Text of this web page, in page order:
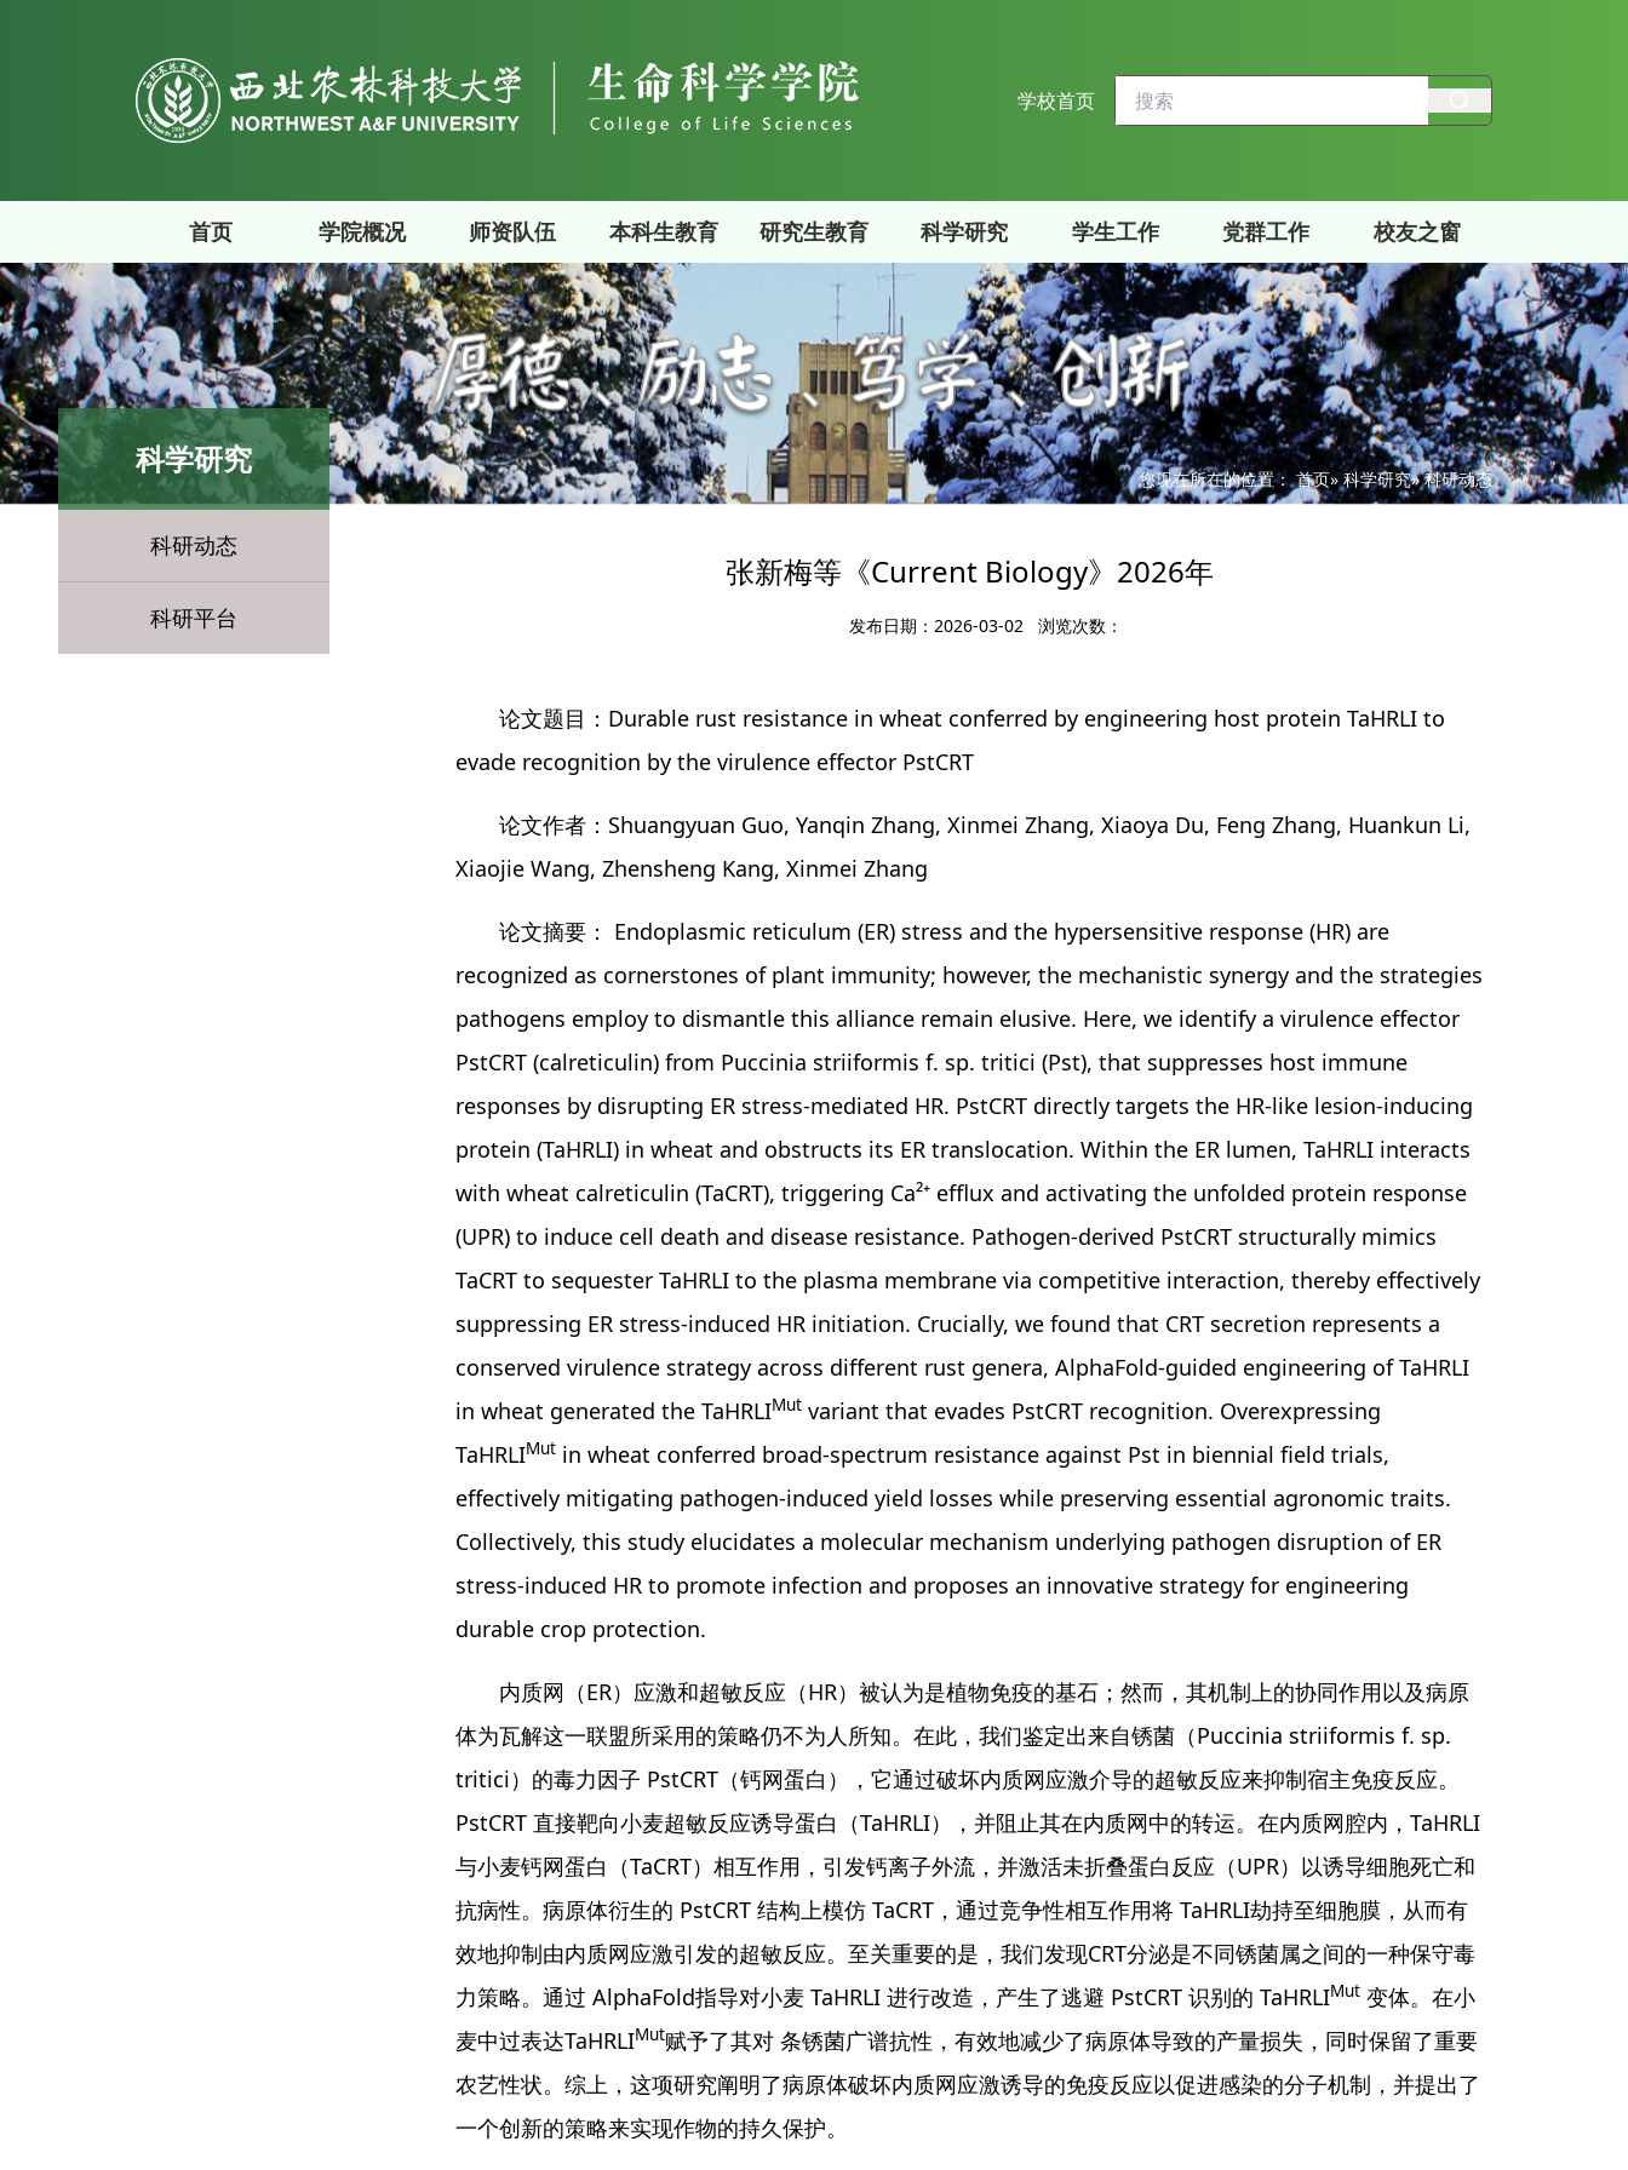
学校首页
首页 学院概况 师资队伍 本科生教育 研究生教育 科学研究 学生工作 党群工作 校友之窗
科学研究
科研动态
科研平台
您现在所在的位置：首页»科学研究» 科研动态
张新梅等《Current Biology》2026年
发布日期：2026-03-02 浏览次数：
论文题目：Durable rust resistance in wheat conferred by engineering host protein TaHRLI to
evade recognition by the virulence effector PstCRT
论文作者：Shuangyuan Guo, Yanqin Zhang, Xinmei Zhang, Xiaoya Du, Feng Zhang, Huankun Li,
Xiaojie Wang, Zhensheng Kang, Xinmei Zhang
论文摘要： Endoplasmic reticulum (ER) stress and the hypersensitive response (HR) are
recognized as cornerstones of plant immunity; however, the mechanistic synergy and the strategies
pathogens employ to dismantle this alliance remain elusive. Here, we identify a virulence effector
PstCRT (calreticulin) from Puccinia striiformis f. sp. tritici (Pst), that suppresses host immune
responses by disrupting ER stress-mediated HR. PstCRT directly targets the HR-like lesion-inducing
protein (TaHRLI) in wheat and obstructs its ER translocation. Within the ER lumen, TaHRLI interacts
with wheat calreticulin (TaCRT), triggering Ca²⁺ efflux and activating the unfolded protein response
(UPR) to induce cell death and disease resistance. Pathogen-derived PstCRT structurally mimics
TaCRT to sequester TaHRLI to the plasma membrane via competitive interaction, thereby effectively
suppressing ER stress-induced HR initiation. Crucially, we found that CRT secretion represents a
conserved virulence strategy across different rust genera, AlphaFold-guided engineering of TaHRLI
in wheat generated the TaHRLIMut variant that evades PstCRT recognition. Overexpressing
TaHRLIMut in wheat conferred broad-spectrum resistance against Pst in biennial field trials,
effectively mitigating pathogen-induced yield losses while preserving essential agronomic traits.
Collectively, this study elucidates a molecular mechanism underlying pathogen disruption of ER
stress-induced HR to promote infection and proposes an innovative strategy for engineering
durable crop protection.
内质网（ER）应激和超敏反应（HR）被认为是植物免疫的基石；然而，其机制上的协同作用以及病原
体为瓦解这一联盟所采用的策略仍不为人所知。在此，我们鉴定出来自锈菌（Puccinia striiformis f. sp.
tritici）的毒力因子 PstCRT（钙网蛋白），它通过破坏内质网应激介导的超敏反应来抑制宿主免疫反应。
PstCRT 直接靶向小麦超敏反应诱导蛋白（TaHRLI），并阻止其在内质网中的转运。在内质网腔内，TaHRLI
与小麦钙网蛋白（TaCRT）相互作用，引发钙离子外流，并激活未折叠蛋白反应（UPR）以诱导细胞死亡和
抗病性。病原体衍生的 PstCRT 结构上模仿 TaCRT，通过竞争性相互作用将 TaHRLI劫持至细胞膜，从而有
效地抑制由内质网应激引发的超敏反应。至关重要的是，我们发现CRT分泌是不同锈菌属之间的一种保守毒
力策略。通过 AlphaFold指导对小麦 TaHRLI 进行改造，产生了逃避 PstCRT 识别的 TaHRLIMut 变体。在小
麦中过表达TaHRLIMut赋予了其对 条锈菌广谱抗性，有效地减少了病原体导致的产量损失，同时保留了重要
农艺性状。综上，这项研究阐明了病原体破坏内质网应激诱导的免疫反应以促进感染的分子机制，并提出了
一个创新的策略来实现作物的持久保护。